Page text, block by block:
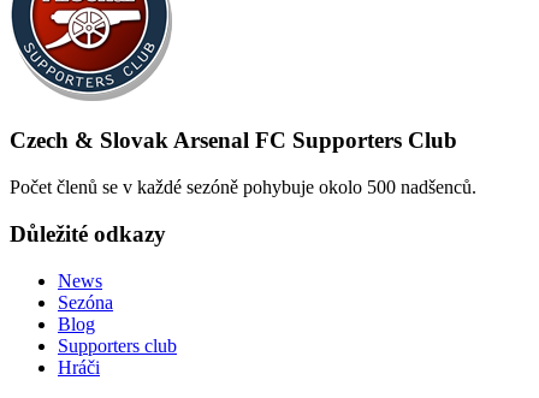
Czech & Slovak Arsenal FC Supporters Club
Počet členů se v každé sezóně pohybuje okolo 500 nadšenců.
Důležité odkazy
News
Sezóna
Blog
Supporters club
Hráči